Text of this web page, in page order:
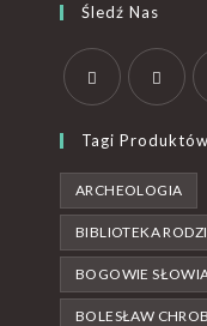
Śledź Nas
Tagi Produktów
ARCHEOLOGIA
BIBLIOTEKA
BOGOWIE
BOLESŁAW